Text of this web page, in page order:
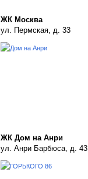
ЖК Москва
ул. Пермская, д. 33
ЖК Дом на Анри
ул. Анри Барбюса, д. 43